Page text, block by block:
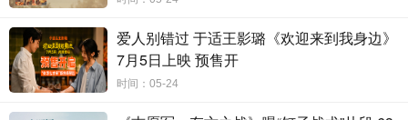
爱人别错过 于适王影璐《欢迎来到我身边》
7月5日上映 预售开
时间：05-24